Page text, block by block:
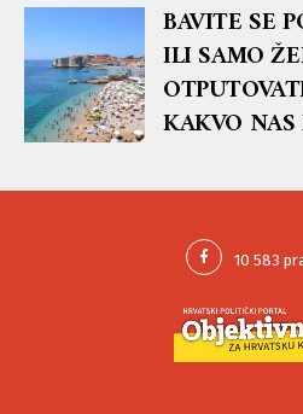
BAVITE SE
ILI SAMO
KAKVO NAS
prognozu za